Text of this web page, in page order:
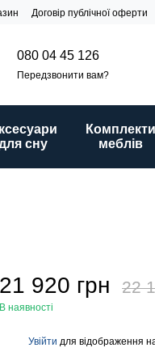
Договір публічної оферти
080 04 45 126
Передзвонити вам?
сну
Комплекти
меблів
21 920 грн 22
В наявності
Увійти для відображення